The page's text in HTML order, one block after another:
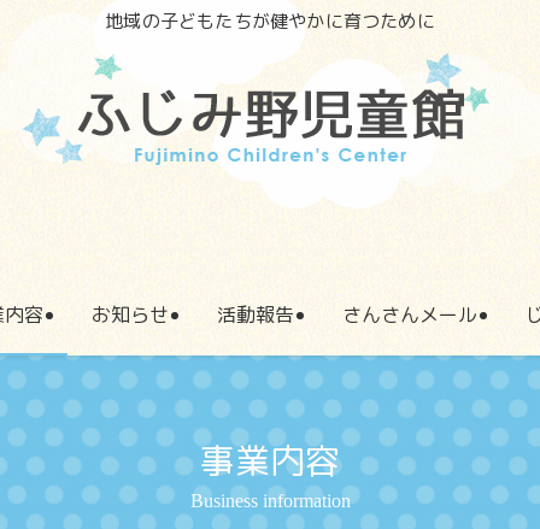
地域の子どもたちが健やかに育つために
容 お知らせ 活動報告 さんさんメール
事業内容
Business information